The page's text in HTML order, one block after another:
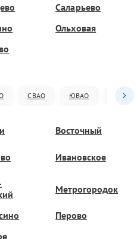
Саларьево
Ольховая
СВАО ЮВАО ЮАО
Восточный
Ивановское
Метрогородок
Перово